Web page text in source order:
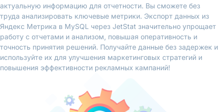
актуальную информацию для отчетности. Вы сможете без
труда анализировать ключевые метрики. Экспорт данных из
Яндекс Метрика в MySQL через JetStat значительно упрощает
работу с отчетами и анализом, повышая оперативность и
точность принятия решений. Получайте данные без задержек и
используйте их для улучшения маркетинговых стратегий и
повышения эффективности рекламных кампаний!